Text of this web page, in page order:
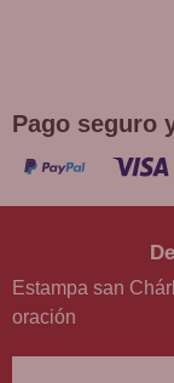
Pago seguro
Estampa san
oración